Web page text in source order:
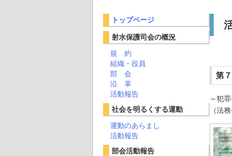
第
～犯
（法
トップページ
射水保護司会の概況
規 約
組織・役員
部 会
沿 革
活動報告
社会を明るくする運動
運動のあらまし
活動報告
部会活動報告